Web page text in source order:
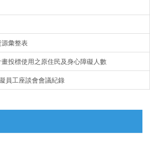
彙整表
投標使用之原住民及身心障礙人數
員工座談會會議紀錄